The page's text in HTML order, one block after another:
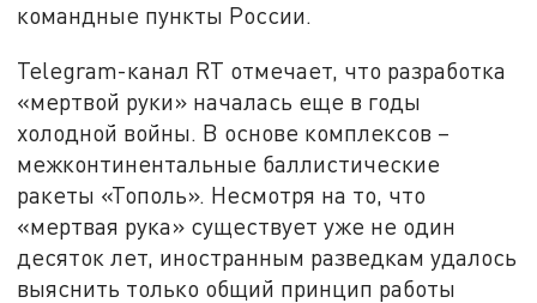
командные пункты России.
Telegram-канал RT отмечает, что разработка
«мертвой руки» началась еще в годы
холодной войны. В основе комплексов –
межконтинентальные баллистические
ракеты «Тополь». Несмотря на то, что
«мертвая рука» существует уже не один
десяток лет, иностранным разведкам удалось
выяснить только общий принцип работы